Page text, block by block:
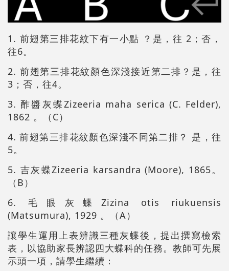
1. 前翅第三排花紋下有一小點 ？是，往 2；否，
往6。
2. 前翅第三排花紋顏色深淺接近第二排？是，往
3；否，往4。
3. 酢醬灰蝶Zizeeria maha serica (C. Felder),
1862 。（C）
4. 前翅第三排花紋顏色深淺不同第二排？ 是，往
5。
5. 吉灰蝶Zizeeria karsandra (Moore), 1865。
（B）
6. 毛眼灰蝶Zizina otis riukuensis
(Matsumura), 1929 。（A）
讓學生運用上表辨識三種灰蝶後，提出撰寫檢索
表，以協助家長辨認四大蝶科的任務。教師可先展
示頭一項，請學生繼續：